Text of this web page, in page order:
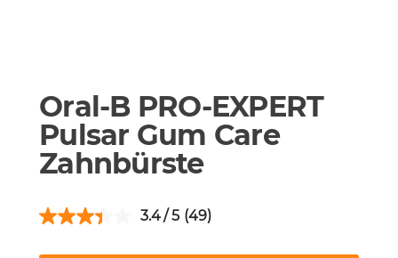
Oral-B PRO-EXPERT
Pulsar Gum Care
Zahnbürste
3.4 (49)